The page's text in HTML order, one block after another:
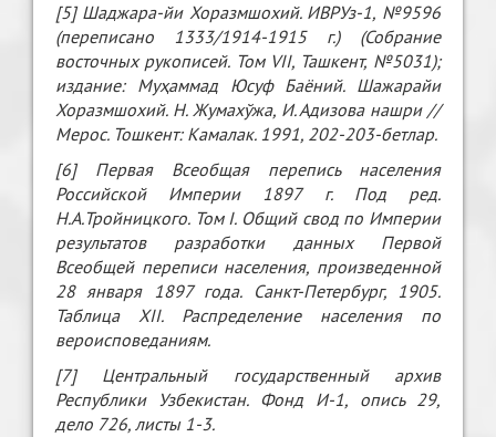
[5] Шаджара-йи Хоразмшохий. ИВРУз-1, №9596
(переписано 1333/1914-1915 г.) (Собрание
восточных рукописей. Том VII, Ташкент, №5031);
издание: Муҳаммад Юсуф Баёний. Шажарайи
Хоразмшохий. Н. Жумахўжа, И. Адизова нашри //
Мерос. Тошкент: Камалак. 1991, 202-203-бетлар.
[6] Первая Всеобщая перепись населения
Российской Империи 1897 г. Под ред.
Н.А.Тройницкого. Том I. Общий свод по Империи
результатов разработки данных Первой
Всеобщей переписи населения, произведенной
28 января 1897 года. Санкт-Петербург, 1905.
Таблица XII. Распределение населения по
вероисповеданиям.
[7] Центральный государственный архив
Республики Узбекистан. Фонд И-1, опись 29,
дело 726, листы 1-3.